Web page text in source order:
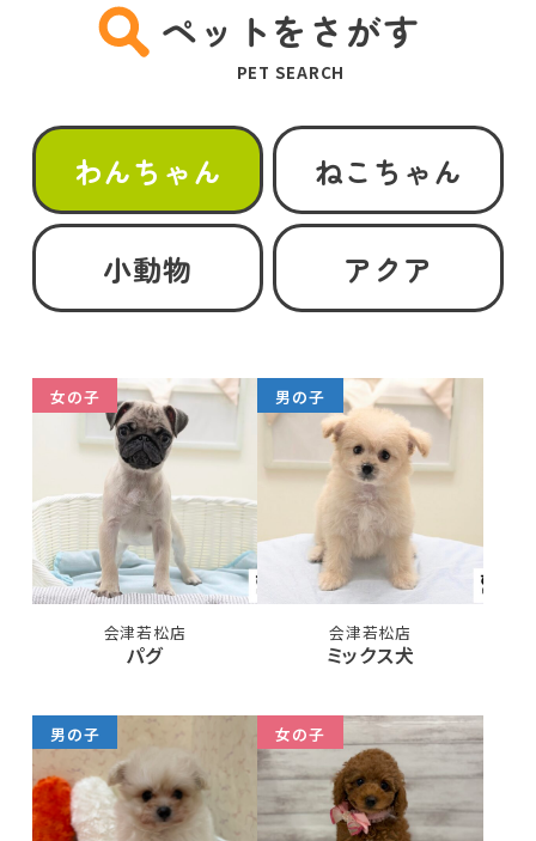
ペットをさがす
PET SEARCH
わんちゃん ねこちゃん
小動物 アクア
女の子
会津若松店
パグ
男の子
会津若松店
ミックス犬
男の子 女の子